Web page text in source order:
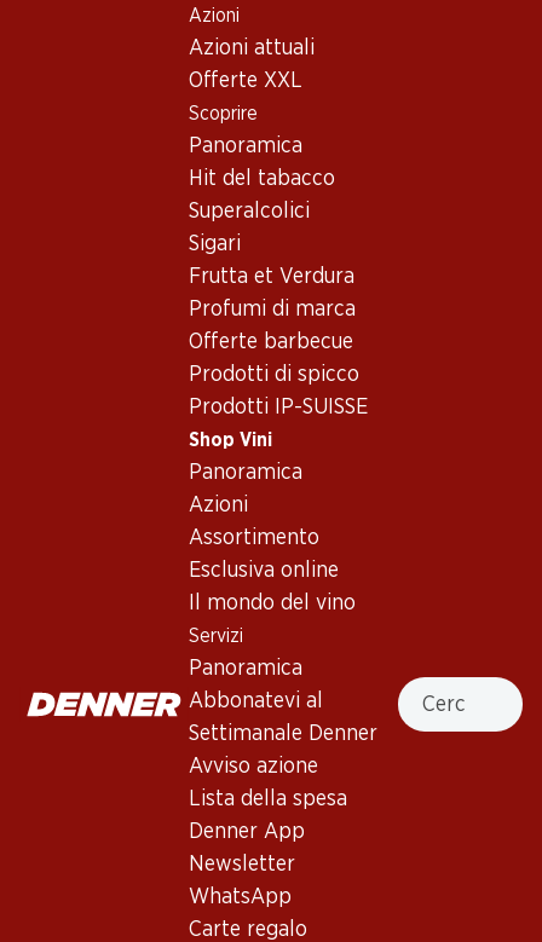
Azioni
Azioni attuali
Offerte XXL
Scoprire
Panoramica
Hit del tabacco
Superalcolici
Sigari
Frutta et Verdura
Profumi di marca
Offerte barbecue
Prodotti di spicco
Prodotti IP-SUISSE
Shop Vini
Panoramica
Azioni
Assortimento
Esclusiva online
Il mondo del vino
Servizi
Panoramica
Abbonatevi al
Settimanale Denner
Avviso azione
Lista della spesa
Denner App
Newsletter
WhatsApp
Carte regalo
Cercare
Vino/champagne
California
Lucky Draw Cabernet Sauvignon California
Fronte Retro Imballaggio
Lucky Draw Cabernet Sauvignon
California
Rosso granata denso con bordi color rubino. Seducente
bouquet di prugne mature, gelatina di more, un po’ di
tannini setosi e retrogusto lungo e complesso.